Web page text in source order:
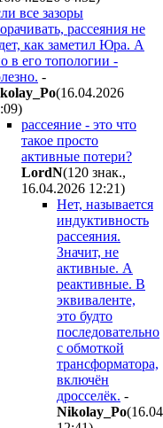
все зазоры
рассеяния не
как заметил Юра. А
в его топологии -
-
(16.04.2026
)
рассеяние - это что
такое просто
активные потери?
LordN(120 знак.,
16.04.2026 12:21)
Нет, называется
индуктивность
рассеяния.
Значит, не
активные. А
реактивные. В
эквиваленте,
это будто
последовательно
с обмоткой
трансформатора,
включён
дросселёк. -
Nikolay_Po